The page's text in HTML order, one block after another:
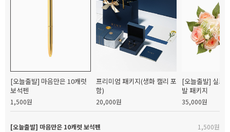
[오늘출발] 마음만은 10캐럿
보석펜
1,500원
프리미엄 패키지(생화 캘리 포
함)
20,000원
[오늘출발] 실크
발 패키지
35,000원
[오늘출발] 마음만은 10캐럿 보석펜 1,500원